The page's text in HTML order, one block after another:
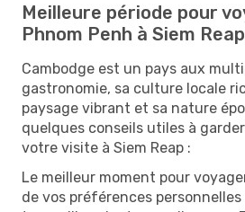
Meilleure période pour
Phnom Penh à Siem Reap
Cambodge est un pays aux
gastronomie, sa culture locale
paysage vibrant et sa nature
quelques conseils utiles à
votre visite à Siem Reap :
Le meilleur moment pour
de vos préférences